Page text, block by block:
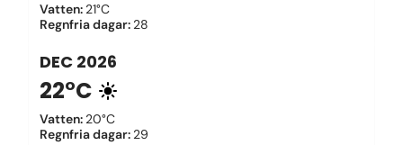
Vatten: 21°C
Regnfria dagar: 28
DEC 2026
22°C
Vatten: 20°C
Regnfria dagar: 29